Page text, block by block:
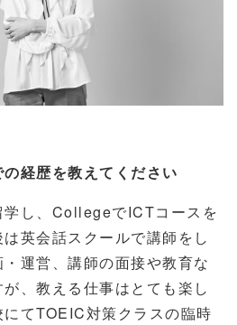
経歴を教えてください
し、 CollegeでICTコースを
英会話スクールで講師をし
運営、講師の面接や教育な
、教える仕事はとても楽し
てTOEIC対策クラスの臨時